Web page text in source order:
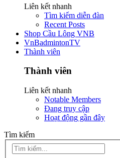
Liên kết nhanh
Tìm kiếm diễn đàn
Recent Posts
Shop Cầu Lông VNB
VnBadmintonTV
Thành viên
Thành viên
Liên kết nhanh
Notable Members
Đang truy cập
Hoạt động gần đây
Tìm kiếm